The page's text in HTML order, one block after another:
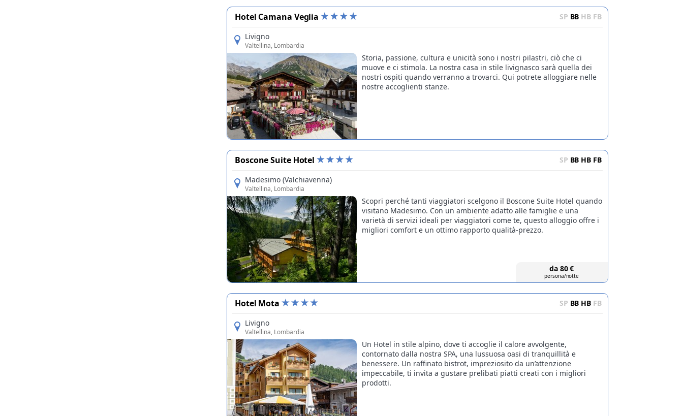
Hotel Camana Veglia SP BB HB FB
Livigno
Valtellina, Lombardia
Storia, passione, cultura e unicità sono i nostri pilastri, ciò che ci
muove e ci stimola. La nostra casa in stile livignasco sarà quella dei
nostri ospiti quando verranno a trovarci. Qui potrete alloggiare nelle
nostre accoglienti stanze.
Boscone Suite Hotel SP BB HB FB
Madesimo (Valchiavenna)
Valtellina, Lombardia
da 80€
persona/notte
Scopri perché tanti viaggiatori scelgono il Boscone Suite Hotel quando
visitano Madesimo. Con un ambiente adatto alle famiglie e una
varietà di servizi ideali per viaggiatori come te, questo alloggio offre i
migliori comfort e un ottimo rapporto qualità-prezzo.
Hotel Mota SP BB HB FB
Livigno
Valtellina, Lombardia
Un Hotel in stile alpino, dove ti accoglie il calore avvolgente,
contornato dalla nostra SPA, una lussuosa oasi di tranquillità e
benessere. Un raffinato bistrot, impreziosito da un’attenzione
impeccabile, ti invita a gustare prelibati piatti creati con i migliori
prodotti.